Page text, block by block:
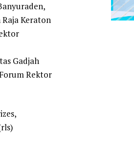
Keraton
Gadjah
Rektor